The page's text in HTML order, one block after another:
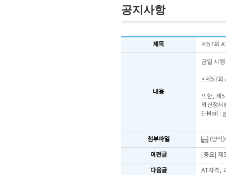
공지사항
제목 제57회
내용
금일 시
<제57회
또한, 제
의신청서
E-Mail :
첨부파일 (양식
이전글 [중요]
다음글 AT자격,